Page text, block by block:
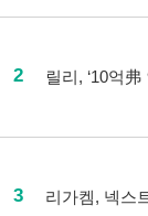
2 릴리, ‘10억
3 리가켐, 넥스